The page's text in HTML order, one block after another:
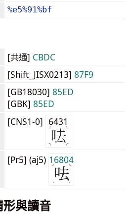
%e5%91%bf
[共通] CBDC
[Shift_JISX0213] 87F9
[GB18030] 85ED
[GBK] 85ED
[CNS1-0] 6431
[Pr5] (aj5) 16804
與讀音